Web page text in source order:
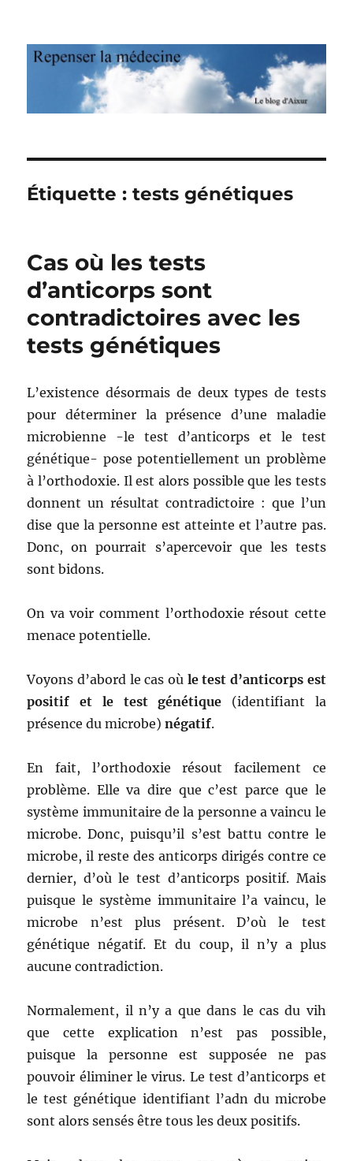
Repenser la médecine
Étiquette : tests génétiques
Cas où les tests
d’anticorps sont
contradictoires avec les
tests génétiques
L’existence désormais de deux types de tests
pour déterminer la présence d’une maladie
microbienne -le test d’anticorps et le test
génétique- pose potentiellement un problème
à l’orthodoxie. Il est alors possible que les tests
donnent un résultat contradictoire : que l’un
dise que la personne est atteinte et l’autre pas.
Donc, on pourrait s’apercevoir que les tests
sont bidons.
On va voir comment l’orthodoxie résout cette
menace potentielle.
Voyons d’abord le cas où le test d’anticorps est
positif et le test génétique (identifiant la
présence du microbe)négatif.
En fait, l’orthodoxie résout facilement ce
problème. Elle va dire que c’est parce que le
système immunitaire de la personne a vaincu le
microbe. Donc, puisqu’il s’est battu contre le
microbe, il reste des anticorps dirigés contre ce
dernier, d’où le test d’anticorps positif. Mais
puisque le système immunitaire l’a vaincu, le
microbe n’est plus présent. D’où le test
génétique négatif. Et du coup, il n’y a plus
aucune contradiction.
Normalement, il n’y a que dans le cas du vih
que cette explication n’est pas possible,
puisque la personne est supposée ne pas
pouvoir éliminer le virus. Le test d’anticorps et
le test génétique identifiant l’adn du microbe
sont alors sensés être tous les deux positifs.